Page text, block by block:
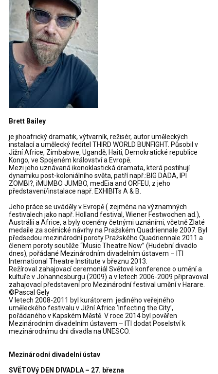
Brett Bailey
je jihoafrický dramatik, výtvarník, režisér, autor uměleckých
instalací a umělecký ředitel THIRD WORLD BUNFIGHT. Působil v
Jižní Africe, Zimbabwe, Ugandě, Haiti, Demokratické republice
Kongo, ve Spojeném království a Evropě.
Mezi jeho uznávaná ikonoklastická dramata, která postihují
dynamiku post-koloniálního světa, patří např.:BIG DADA, IPI
ZOMBI?, iMUMBO JUMBO, medEia and ORFEU, z jeho
představení/instalace např. EXHIBITs A & B.
Jeho práce se uváděly v Evropě ( zejména na významných
festivalech jako např. Holland festival, Wiener Festwochen ad.),
Austrálii a Africe, a byly oceněny četnými uznáními, včetně Zlaté
medaile za scénické návrhy na Pražském Quadriennale 2007. Byl
předsedou mezinárodní poroty Pražského Quadriennale 2011 a
členem poroty soutěže “Music Theatre Now” (Hudební divadlo
dnes), pořádané Mezinárodním divadelním ústavem – ITI
International Theatre Institute v březnu 2013.
Režíroval zahajovací ceremoniál Světové konference o umění a
kultuře v Johannesburgu (2009) a v letech 2006-2009 připravoval
zahajovací představení pro Mezinárodní festival umění v Harare.
©Pascal Gely
V letech 2008-2011 byl kurátorem jediného veřejného
uměleckého festivalu v Jižní Africe ‘Infecting the City’,
pořádaného v Kapském Městě. V roce 2014 byl pověřen
Mezinárodním divadelním ústavem – ITI dodat Poselství k
mezinárodnímu dni divadla na UNESCO.
Mezinárodní divadelní ústav
SVĚTOVý DEN DIVADLA – 27. března